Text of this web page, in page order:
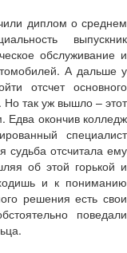
диплом о среднем
выпускник
обслуживание и
А дальше у
отсчет основного
Но так уж вышло – этот
Едва окончив колледж
специалист
отсчитала ему
об этой горькой и
и к пониманию
решения есть свои
поведали